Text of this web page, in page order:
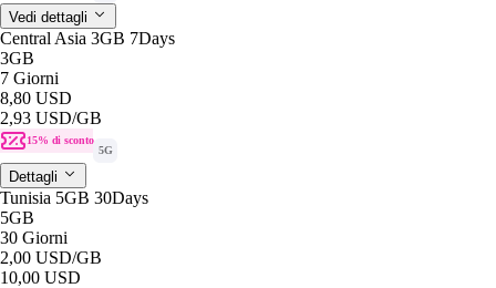
Vedi dettagli
Central Asia 3GB 7Days
3GB
7 Giorni
8,80 USD
2,93 USD/GB
15% di sconto
5G
Dettagli
Tunisia 5GB 30Days
5GB
30 Giorni
2,00 USD/GB
10,00 USD